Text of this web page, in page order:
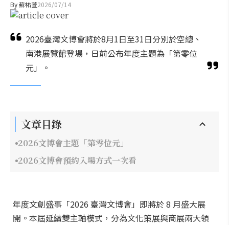
By蘇祐萱2026/07/14
2026臺灣文博會將於8月1日至31日分別於空總、
南港展覽館登場，日前公布年度主題為「第零位
元」。
文章目錄
2026文博會主題「第零位元」
2026文博會預約入場方式一次看
年度文創盛事「2026 臺灣文博會」即將於 8 月盛大展
開。本屆延續雙主軸模式，分為文化策展與商展兩大領